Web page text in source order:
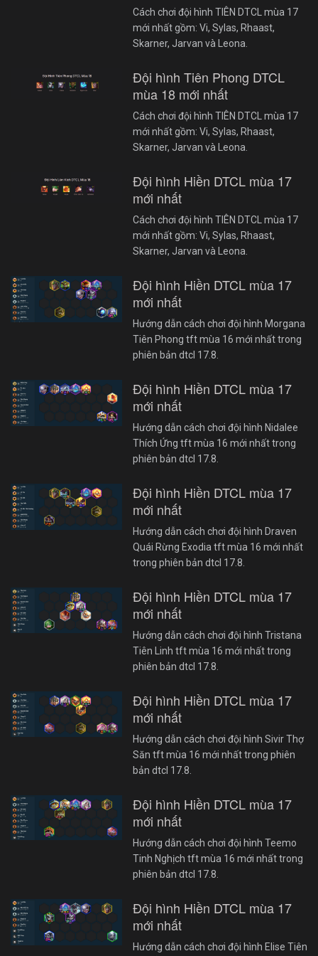
Cách chơi đội hình TIÊN DTCL mùa 17
mới nhất gồm: Vi, Sylas, Rhaast,
Skarner, Jarvan và Leona.
Đội hình Tiên Phong DTCL
mùa 18 mới nhất
Cách chơi đội hình TIÊN DTCL mùa 17
mới nhất gồm: Vi, Sylas, Rhaast,
Skarner, Jarvan và Leona.
Đội hình Hiền DTCL mùa 17
mới nhất
Cách chơi đội hình TIÊN DTCL mùa 17
mới nhất gồm: Vi, Sylas, Rhaast,
Skarner, Jarvan và Leona.
Đội hình Hiền DTCL mùa 17
mới nhất
Hướng dẫn cách chơi đội hình Morgana
Tiên Phong tft mùa 16 mới nhất trong
phiên bản dtcl 17.8.
Đội hình Hiền DTCL mùa 17
mới nhất
Hướng dẫn cách chơi đội hình Nidalee
Thích Ứng tft mùa 16 mới nhất trong
phiên bản dtcl 17.8.
Đội hình Hiền DTCL mùa 17
mới nhất
Hướng dẫn cách chơi đội hình Draven
Quái Rừng Exodia tft mùa 16 mới nhất
trong phiên bản dtcl 17.8.
Đội hình Hiền DTCL mùa 17
mới nhất
Hướng dẫn cách chơi đội hình Tristana
Tiên Linh tft mùa 16 mới nhất trong
phiên bản dtcl 17.8.
Đội hình Hiền DTCL mùa 17
mới nhất
Hướng dẫn cách chơi đội hình Sivir Thợ
Săn tft mùa 16 mới nhất trong phiên
bản dtcl 17.8.
Đội hình Hiền DTCL mùa 17
mới nhất
Hướng dẫn cách chơi đội hình Teemo
Tinh Nghịch tft mùa 16 mới nhất trong
phiên bản dtcl 17.8.
Đội hình Hiền DTCL mùa 17
mới nhất
Hướng dẫn cách chơi đội hình Elise Tiên